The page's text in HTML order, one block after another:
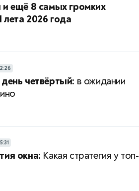
ещё 8 самых громких
2026 года
четвёртый: в ожидании
окна: Какая стратегия у топ-